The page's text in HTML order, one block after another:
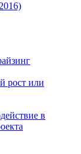
рост или
в